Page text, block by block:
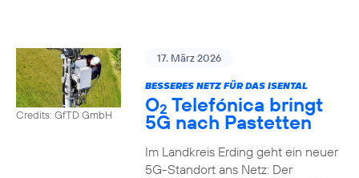
Credits: GfTD GmbH
17. März 2026
BESSERES NETZ FÜR DAS ISENTAL
O2 Telefónica bringt
5G nach Pastetten
Im Landkreis Erding geht ein neuer
5G-Standort ans Netz: Der